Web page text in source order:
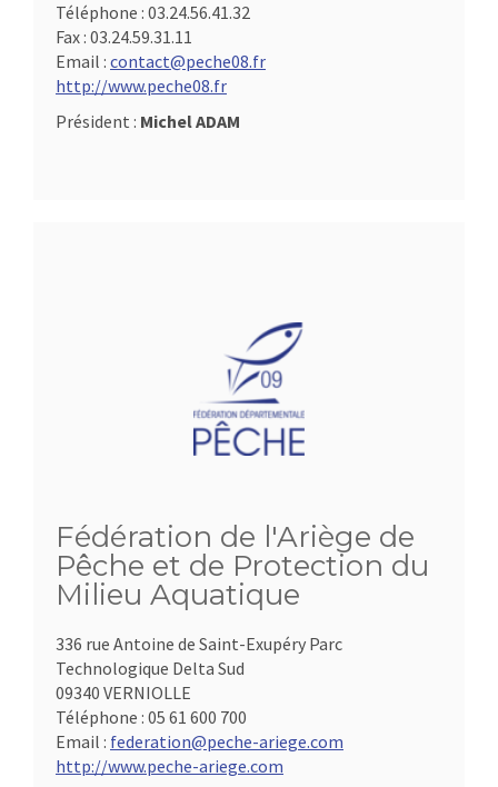
Téléphone : 03.24.56.41.32
Fax : 03.24.59.31.11
Email : contact@peche08.fr
http://www.peche08.fr
Président : Michel ADAM
Fédération de l'Ariège de
Pêche et de Protection du
Milieu Aquatique
336 rue Antoine de Saint-Exupéry Parc
Technologique Delta Sud
09340 VERNIOLLE
Téléphone : 05 61 600 700
Email : federation@peche-ariege.com
http://www.peche-ariege.com